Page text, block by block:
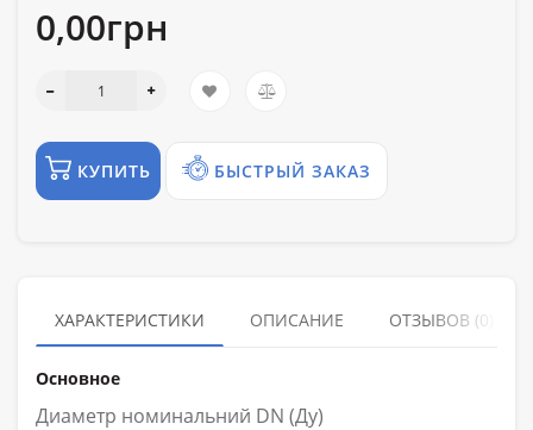
0,00грн
КУПИТЬ БЫСТРЫЙ ЗАКАЗ
ХАРАКТЕРИСТИКИ ОПИСАНИЕ ОТЗЫВОВ (0)
Основное
Диаметр номинальний DN (Ду)